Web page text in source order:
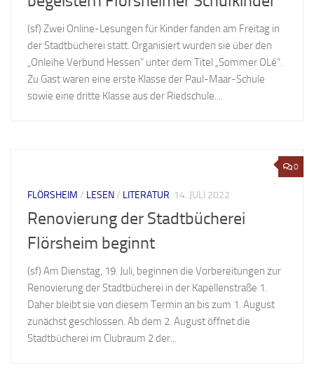
(sf) Zwei Online-Lesungen für Kinder fanden am Freitag in
der Stadtbücherei statt. Organisiert wurden sie über den
„Onleihe Verbund Hessen“ unter dem Titel „Sommer OLé“.
Zu Gast waren eine erste Klasse der Paul-Maar-Schule
sowie eine dritte Klasse aus der Riedschule....
0
FLÖRSHEIM / LESEN/ LITERATUR 14. JULI 2022
Renovierung der Stadtbücherei
Flörsheim beginnt
(sf) Am Dienstag, 19. Juli, beginnen die Vorbereitungen zur
Renovierung der Stadtbücherei in der Kapellenstraße 1.
Daher bleibt sie von diesem Termin an bis zum 1. August
zunächst geschlossen. Ab dem 2. August öffnet die
Stadtbücherei im Clubraum 2 der...